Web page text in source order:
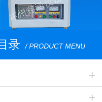
录 / PRODUCT MENU
炉